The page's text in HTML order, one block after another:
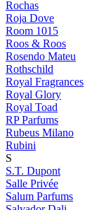
Rochas
Roja Dove
Room 1015
Roos & Roos
Rosendo Mateu
Rothschild
Royal Fragrances
Royal Glory
Royal Toad
RP Parfums
Rubeus Milano
Rubini
S
S.T. Dupont
Salle Privée
Salum Parfums